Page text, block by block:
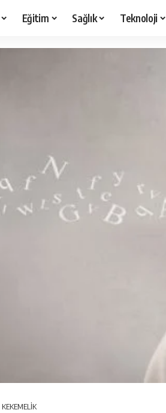
Eğitim Sağlık Teknoloji
KEKEMELİK